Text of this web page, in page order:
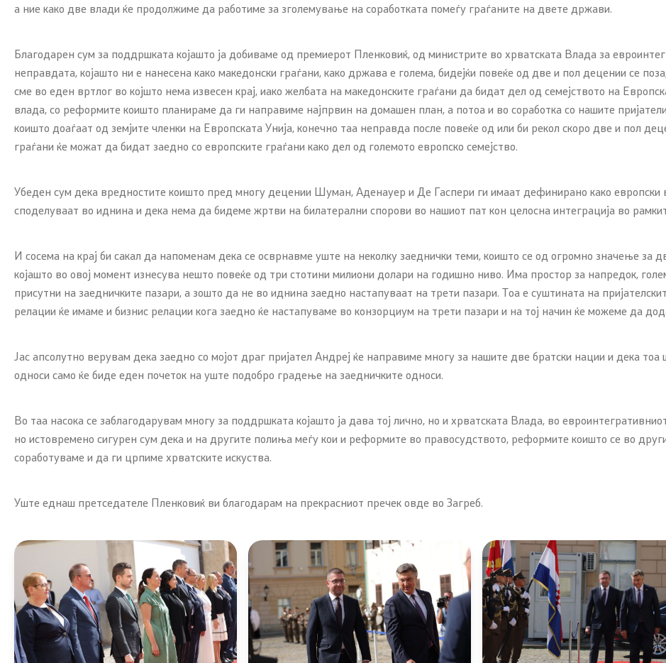
а ние како две влади ќе продолжиме да работиме за зголемување на соработката помеѓу граѓаните на двете држави.
Благодарен сум за поддршката којашто ја добиваме од премиерот Пленковиќ, од министрите во хрватската Влада за
неправдата, којашто ни е нанесена како македонски граѓани, како држава е голема, бидејќи повеќе од две и пол децении се
сме во еден вртлог во којшто нема извесен крај, иако желбата на македонските граѓани да бидат дел од семејството на
влада, со реформите коишто планираме да ги направиме најпрвин на домашен план, а потоа и во соработка со нашите
коишто доаѓаат од земјите членки на Европската Унија, конечно таа неправда после повеќе од или би рекол скоро две и пол
граѓани ќе можат да бидат заедно со европските граѓани како дел од големото европско семејство.
Убеден сум дека вредностите коишто пред многу децении Шуман, Аденауер и Де Гаспери ги имаат дефинирано како европски
споделуваат во иднина и дека нема да бидеме жртви на билатерални спорови во нашиот пат кон целосна интеграција во
И сосема на крај би сакал да напоменам дека се осврнавме уште на неколку заеднички теми, коишто се од огромно значење за
којашто во овој момент изнесува нешто повеќе од три стотини милиони долари на годишно ниво. Има простор за напредок,
присутни на заедничките пазари, а зошто да не во иднина заедно настапуваат на трети пазари. Тоа е суштината на
релации ќе имаме и бизнис релации кога заедно ќе настапуваме во конзорциум на трети пазари и на тој начин ќе можеме да
Јас апсолутно верувам дека заедно со мојот драг пријател Андреј ќе направиме многу за нашите две братски нации и дека
односи само ќе биде еден почеток на уште подобро градење на заедничките односи.
Во таа насока се заблагодарувам многу за поддршката којашто ја дава тој лично, но и хрватската Влада, во
но истовремено сигурен сум дека и на другите полиња меѓу кои и реформите во правосудството, реформите коишто се во
соработуваме и да ги црпиме хрватските искуства.
Уште еднаш претседателе Пленковиќ ви благодарам на прекрасниот пречек овде во Загреб.